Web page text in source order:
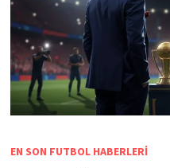
EN SON FUTBOL HABERLERI